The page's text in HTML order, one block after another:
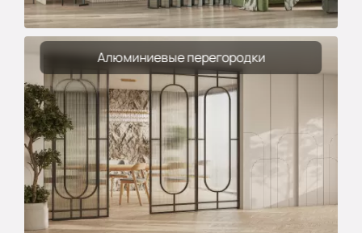
Алюминиевые перегородки